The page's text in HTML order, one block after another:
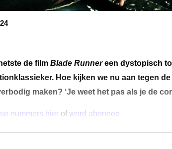
de film Blade Runnereen dystopisch
Hoe kijken we nu aan tegen
maken? ‘Je weet het pas als je de
nummers hier ofword abonnee